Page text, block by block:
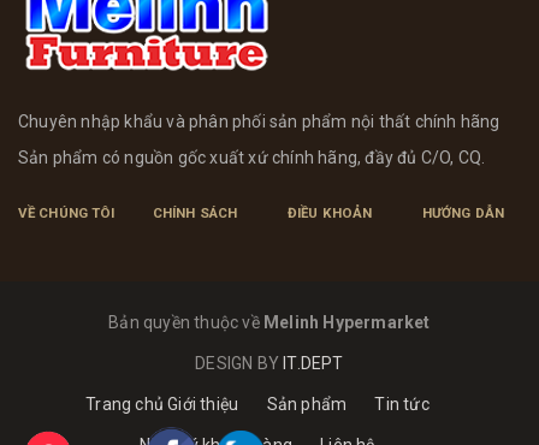
Chuyên nhập khẩu và phân phối sản phẩm nội thất chính hãng
Sản phẩm có nguồn gốc xuất xứ chính hãng, đầy đủ C/O, CQ.
VỀ CHÚNG TÔI CHÍNH SÁCH ĐIỀU KHOẢN HƯỚNG DẪN
Bản quyền thuộc về Melinh Hypermarket
DESIGN BY IT.DEPT
Trang chủ Giới thiệu Sản phẩm Tin tức